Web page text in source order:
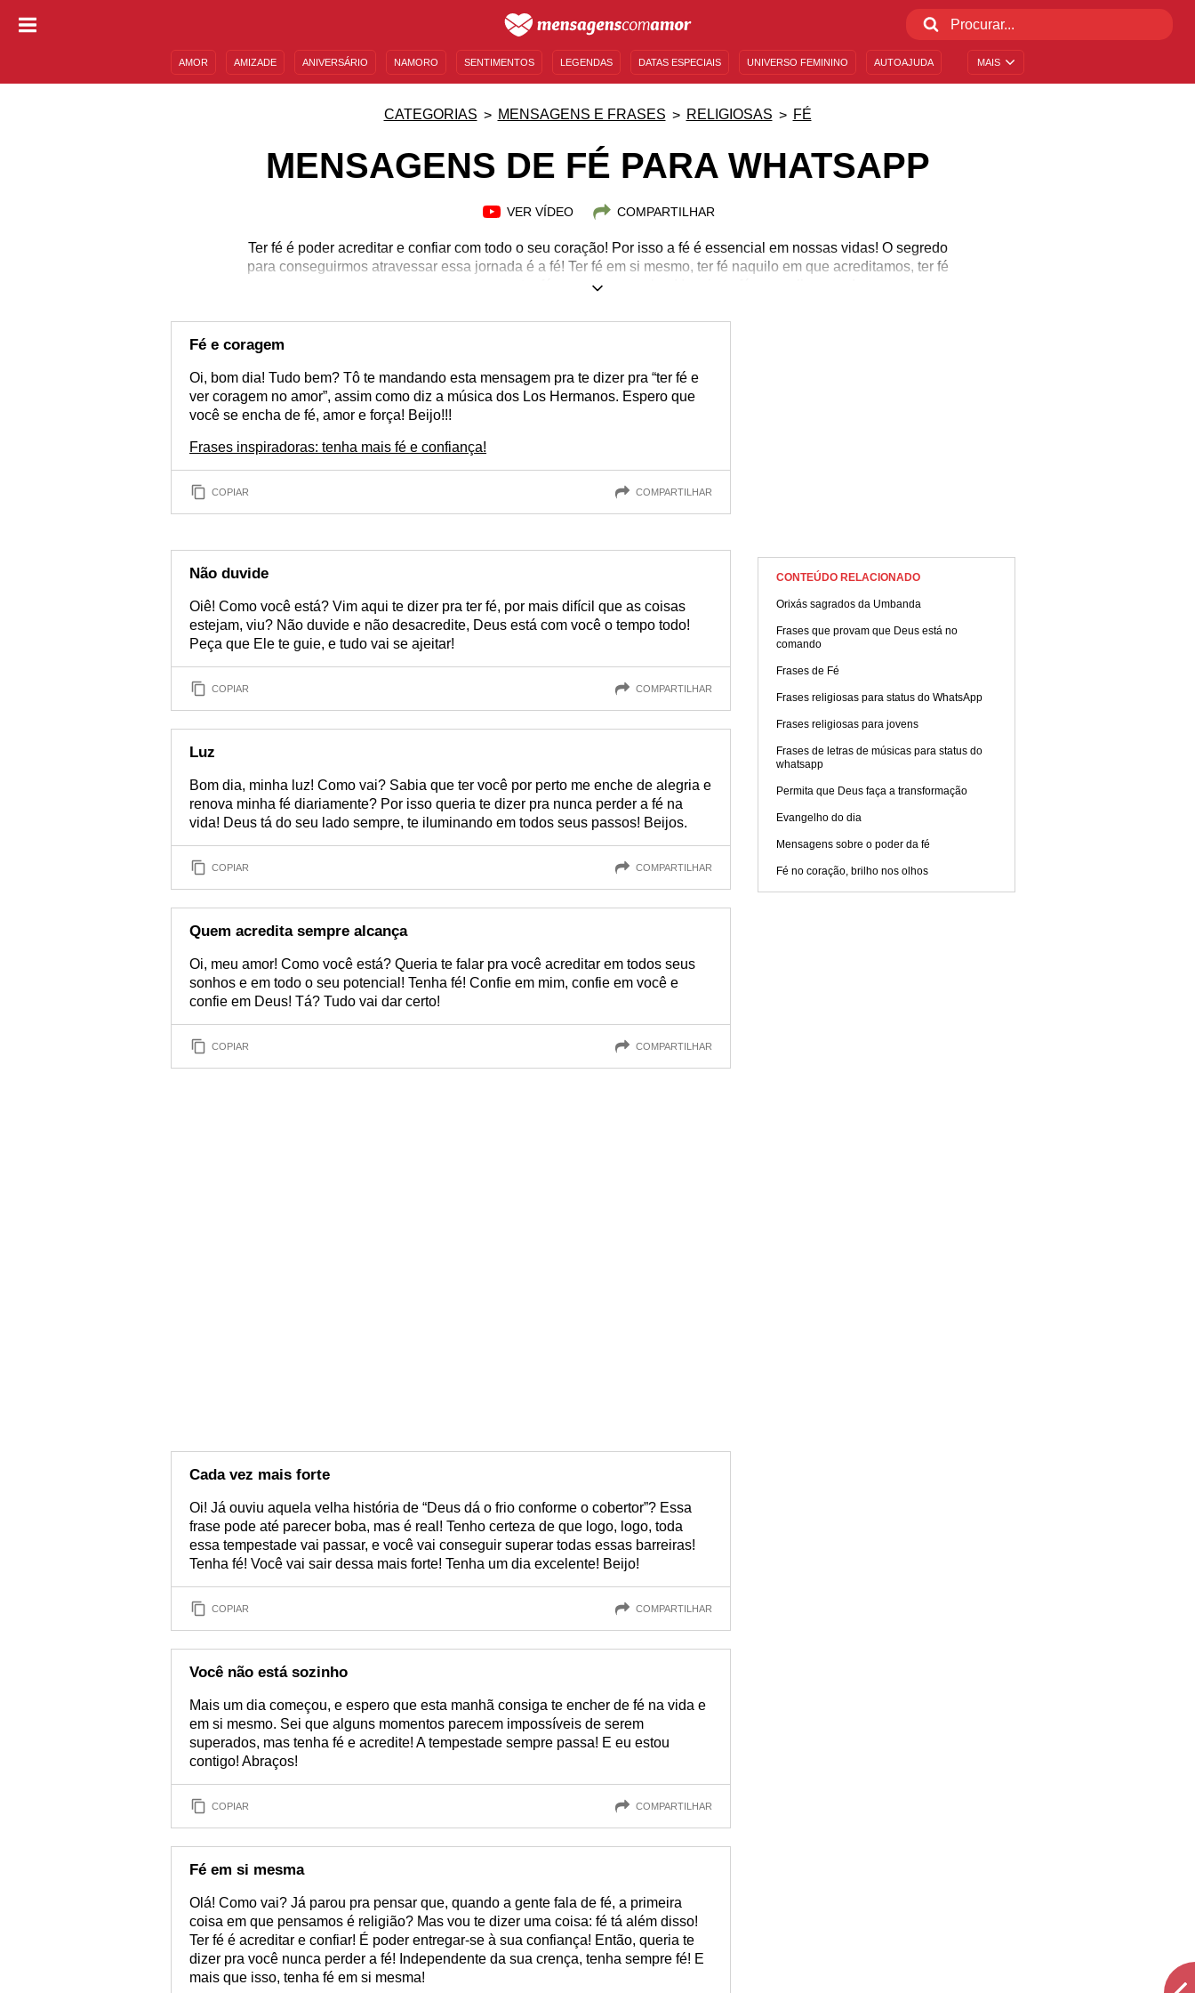
MAIS
AMOR AMIZADE ANIVERSÁRIO NAMORO SENTIMENTOS LEGENDAS DATAS ESPECIAIS UNIVERSO FEMININO AUTOAJUDA
CATEGORIAS MENSAGENS E FRASES RELIGIOSAS FÉ
MENSAGENS DE FÉ PARA WHATSAPP
VER VÍDEO COMPARTILHAR
Ter fé é poder acreditar e confiar com todo o seu coração! Por isso a fé é essencial em nossas vidas! O segredo
para conseguirmos atravessar essa jornada é a fé! Ter fé em si mesmo, ter fé naquilo em que acreditamos, ter fé
nas pessoas que amamos e ter fé em nossos sonhos! Inspire a fé e espalhe amor!
Fé e coragem
Oi, bom dia! Tudo bem? Tô te mandando esta mensagem pra te dizer pra “ter fé e
ver coragem no amor”, assim como diz a música dos Los Hermanos. Espero que
você se encha de fé, amor e força! Beijo!!!
Frases inspiradoras: tenha mais fé e confiança!
COPIAR COMPARTILHAR
Não duvide
Oiê! Como você está? Vim aqui te dizer pra ter fé, por mais difícil que as coisas
estejam, viu? Não duvide e não desacredite, Deus está com você o tempo todo!
Peça que Ele te guie, e tudo vai se ajeitar!
COPIAR COMPARTILHAR
Luz
Bom dia, minha luz! Como vai? Sabia que ter você por perto me enche de alegria e
renova minha fé diariamente? Por isso queria te dizer pra nunca perder a fé na
vida! Deus tá do seu lado sempre, te iluminando em todos seus passos! Beijos.
COPIAR COMPARTILHAR
Quem acredita sempre alcança
Oi, meu amor! Como você está? Queria te falar pra você acreditar em todos seus
sonhos e em todo o seu potencial! Tenha fé! Confie em mim, confie em você e
confie em Deus! Tá? Tudo vai dar certo!
COPIAR COMPARTILHAR
Cada vez mais forte
Oi! Já ouviu aquela velha história de “Deus dá o frio conforme o cobertor”? Essa
frase pode até parecer boba, mas é real! Tenho certeza de que logo, logo, toda
essa tempestade vai passar, e você vai conseguir superar todas essas barreiras!
Tenha fé! Você vai sair dessa mais forte! Tenha um dia excelente! Beijo!
COPIAR COMPARTILHAR
Você não está sozinho
Mais um dia começou, e espero que esta manhã consiga te encher de fé na vida e
em si mesmo. Sei que alguns momentos parecem impossíveis de serem
superados, mas tenha fé e acredite! A tempestade sempre passa! E eu estou
contigo! Abraços!
COPIAR COMPARTILHAR
Fé em si mesma
Olá! Como vai? Já parou pra pensar que, quando a gente fala de fé, a primeira
coisa em que pensamos é religião? Mas vou te dizer uma coisa: fé tá além disso!
Ter fé é acreditar e confiar! É poder entregar-se à sua confiança! Então, queria te
dizer pra você nunca perder a fé! Independente da sua crença, tenha sempre fé! E
mais que isso, tenha fé em si mesma!
CONTEÚDO RELACIONADO
Orixás sagrados da Umbanda
Frases que provam que Deus está no
comando
Frases de Fé
Frases religiosas para status do WhatsApp
Frases religiosas para jovens
Frases de letras de músicas para status do
whatsapp
Permita que Deus faça a transformação
Evangelho do dia
Mensagens sobre o poder da fé
Fé no coração, brilho nos olhos